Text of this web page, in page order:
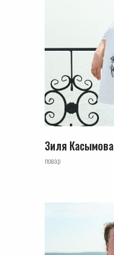
Зиля Касымова
повар